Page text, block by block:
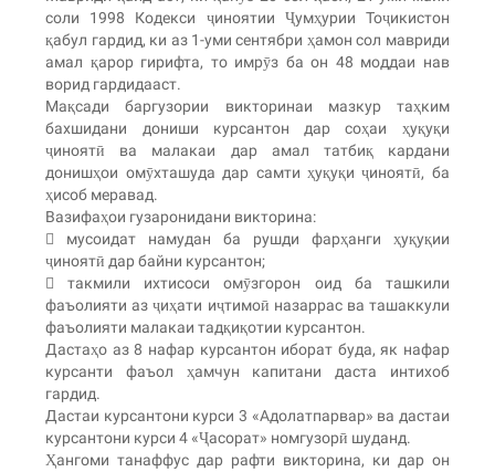
соли 1998 Кодекси ҷиноятии Ҷумҳурии Тоҷикистон
қабул гардид, ки аз 1-уми сентябри ҳамон сол мавриди
амал қарор гирифта, то имрӯз ба он 48 моддаи нав
ворид гардидааст.
Мақсади баргузории викторинаи мазкур таҳким
бахшидани дониши курсантон дар соҳаи ҳуқуқи
ҷиноятӣ ва малакаи дар амал татбиқ кардани
донишҳои омӯхташуда дар самти ҳуқуқи ҷиноятӣ, ба
ҳисоб меравад.
Вазифаҳои гузаронидани викторина:
 мусоидат намудан ба рушди фарҳанги ҳуқуқии
ҷиноятӣ дар байни курсантон;
 такмили ихтисоси омӯзгорон оид ба ташкили
фаъолияти аз ҷиҳати иҷтимоӣ назаррас ва ташаккули
фаъолияти малакаи тадқиқотии курсантон.
Дастаҳо аз 8 нафар курсантон иборат буда, як нафар
курсанти фаъол ҳамчун капитани даста интихоб
гардид.
Дастаи курсантони курси 3 «Адолатпарвар» ва дастаи
курсантони курси 4 «Ҷасорат» номгузорӣ шуданд.
Ҳангоми танаффус дар рафти викторина, ки дар он